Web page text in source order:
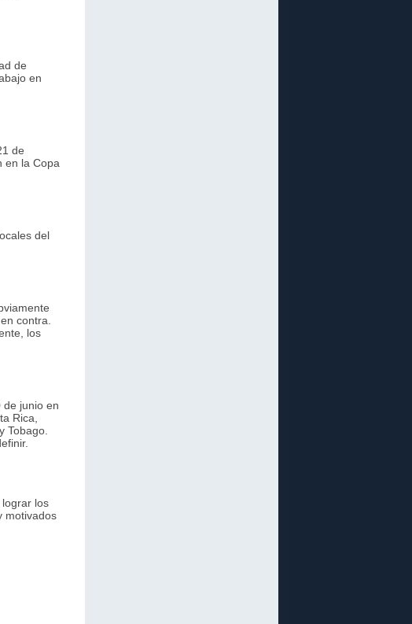
de
en
de
en la Copa
del
contra.
los
de junio en
Rica,
Tobago.
los
motivados